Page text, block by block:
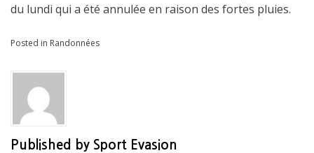
du lundi qui a été annulée en raison des fortes pluies.
Posted in Randonnées
Published by Sport Evasion